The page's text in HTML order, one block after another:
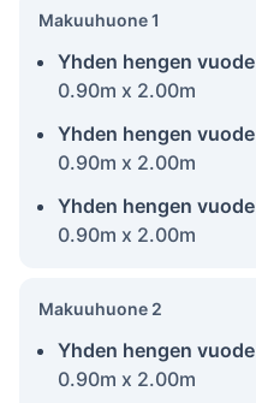
Makuuhuone 1
Yhden hengen vuode
0.90m x 2.00m
Yhden hengen vuode
0.90m x 2.00m
Yhden hengen vuode
0.90m x 2.00m
Makuuhuone 2
Yhden hengen vuode
0.90m x 2.00m